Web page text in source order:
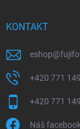
KONTAKT
eshop@
+420 771
+420 771
Náš